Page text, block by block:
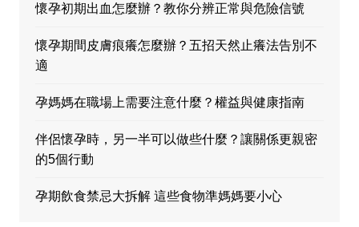
懷孕初期出血怎麼辦？教你分辨正常與危險信號
懷孕期間皮膚痕癢怎麼辦？五招天然止癢法告別不
適
孕媽媽在職場上需要注意什麼？權益與健康指南
伴侶懷孕時，另一半可以做些什麼？讓關係更親密
的5個行動
孕期飲食禁忌大拆解 這些食物準媽媽要小心